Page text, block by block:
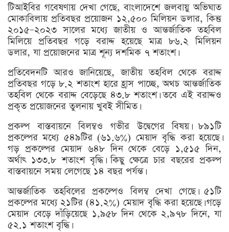
টিআইবির গবেষণায় দেখা গেছে, বাংলাদেশে জলবায়ু অভিঘাত
মোকাবিলায় প্রতিবছর প্রয়োজন ১২,৫০০ মিলিয়ন ডলার, কিন্তু
২০১৫–২০২৩ সালের মধ্যে জাতীয় ও আন্তর্জাতিক তহবিল
মিলিয়ে প্রতিবছর গড়ে বরাদ্দ হয়েছে মাত্র ৮৬.২ মিলিয়ন
ডলার, যা প্রয়োজনের মাত্র শূন্য দশমিক ৭ শতাংশ।
প্রতিবেদনটি আরও জানিয়েছে, জাতীয় তহবিল থেকে বরাদ্দ
প্রতিবছর গড়ে ৮.২ শতাংশ হারে হ্রাস পাচ্ছে, অথচ আন্তর্জাতিক
তহবিল থেকে বরাদ্দ বেড়েছে ৪৩.৮ শতাংশ। তবে এই বরাদ্দও
প্রকৃত প্রয়োজনের তুলনায় খুবই সীমিত।
প্রকল্প বাস্তবায়নে বিলম্বও গভীর উদ্বেগের বিষয়। ৮৯১টি
প্রকল্পের মধ্যে ৫৪৯টির (৬১.৬%) মেয়াদ বৃদ্ধি করা হয়েছে।
গড় প্রকল্পের মেয়াদ ৬৪৮ দিন থেকে বেড়ে ১,৫১৫ দিন,
অর্থাৎ ১৩৩.৮ শতাংশ বৃদ্ধি। কিছু ক্ষেত্রে চার বছরের প্রকল্প
বাস্তবায়নে সময় লেগেছে ১৪ বছর পর্যন্ত।
আন্তর্জাতিক তহবিলের প্রকল্পেও বিলম্ব দেখা গেছে। ৫১টি
প্রকল্পের মধ্যে ২১টির (৪১.২%) মেয়াদ বৃদ্ধি করা হয়েছে। গড়ে
মেয়াদ বেড়ে দাঁড়িয়েছে ১,৯৫৮ দিন থেকে ২,৯৭৮ দিনে, যা
৫২.১ শতাংশ বৃদ্ধি।